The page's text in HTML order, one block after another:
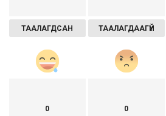
ТААЛАГДСАН ТААЛАГДААГҮЙ
0 0